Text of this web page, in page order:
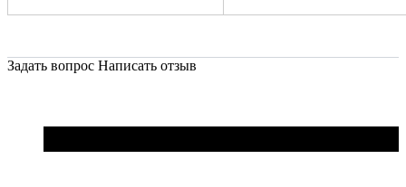
Задать вопрос Написать отзыв